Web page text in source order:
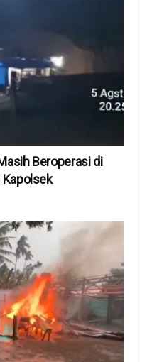
Beroperasi di
Kapolsek